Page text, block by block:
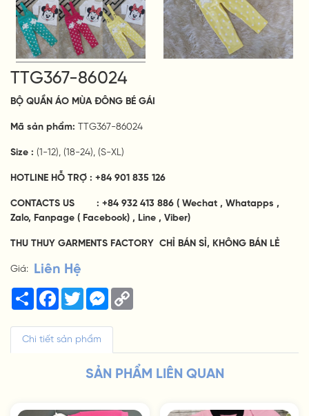
TTG367-86024
BỘ QUẦN ÁO MÙA ĐÔNG BÉ GÁI
Mã sản phẩm: TTG367-86024
Size : (1-12), (18-24), (S-XL)
HOTLINE HỖ TRỢ : +84 901 835 126
CONTACTS US : +84 932 413 886 ( Wechat , Whatapps ,
Zalo, Fanpage ( Facebook) , Line , Viber)
THU THUY GARMENTS FACTORY CHỈ BÁN SỈ, KHÔNG BÁN LẺ
Giá: Liên Hệ
Share Facebook
TwitterMessenger
Chi tiết sản phẩm
SẢN PHẨM LIÊN QUAN